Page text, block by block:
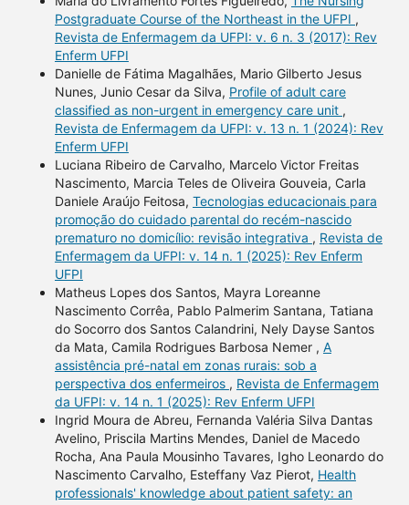
Postgraduate Course of the Northeast in the UFPI ,
Revista de Enfermagem da UFPI: v. 6 n. 3 (2017): Rev
Enferm UFPI
Danielle de Fátima Magalhães, Mario Gilberto Jesus
Nunes, Junio Cesar da Silva, Profile of adult care
classified as non-urgent in emergency care unit ,
Revista de Enfermagem da UFPI: v. 13 n. 1 (2024): Rev
Enferm UFPI
Luciana Ribeiro de Carvalho, Marcelo Victor Freitas
Nascimento, Marcia Teles de Oliveira Gouveia, Carla
Daniele Araújo Feitosa, Tecnologias educacionais para
promoção do cuidado parental do recém-nascido
prematuro no domicílio: revisão integrativa , Revista de
Enfermagem da UFPI: v. 14 n. 1 (2025): Rev Enferm
UFPI
Matheus Lopes dos Santos, Mayra Loreanne
Nascimento Corrêa, Pablo Palmerim Santana, Tatiana
do Socorro dos Santos Calandrini, Nely Dayse Santos
da Mata, Camila Rodrigues Barbosa Nemer , A
assistência pré-natal em zonas rurais: sob a
perspectiva dos enfermeiros , Revista de Enfermagem
da UFPI: v. 14 n. 1 (2025): Rev Enferm UFPI
Ingrid Moura de Abreu, Fernanda Valéria Silva Dantas
Avelino, Priscila Martins Mendes, Daniel de Macedo
Rocha, Ana Paula Mousinho Tavares, Igho Leonardo do
Nascimento Carvalho, Esteffany Vaz Pierot, Health
professionals' knowledge about patient safety: an